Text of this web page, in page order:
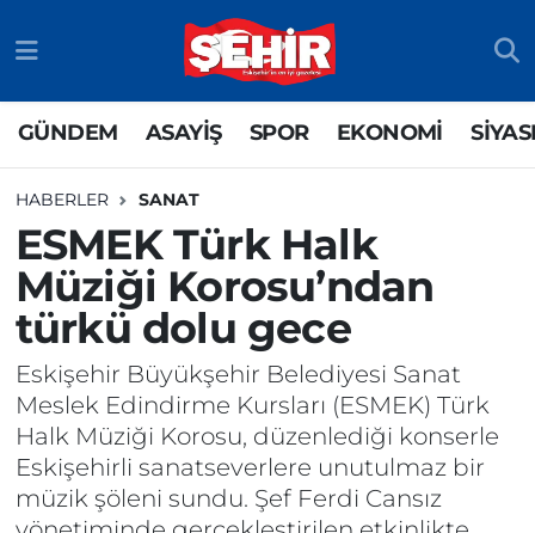
GÜNDEM ASAYİŞ SPOR EKONOMİ
HABERLER SANAT
ESMEK Türk Halk
Müziği Korosu’ndan
türkü dolu gece
Eskişehir Büyükşehir Belediyesi Sanat
Meslek Edindirme Kursları (ESMEK) Türk
Halk Müziği Korosu, düzenlediği konserle
Eskişehirli sanatseverlere unutulmaz bir
müzik şöleni sundu. Şef Ferdi Cansız
SPOR
EKONOMİ
SİYASET
RESMİ İLAN
SİYASET
SPOR
EKONOMİ
EĞİTİM
SAĞLIK
TEKNOLOJİ
Odunpazarı Nöbetçi Eczaneler
Odunpazarı Hava Durumu
Odunpazarı Trafik Yoğunluk Haritası
TFF 3.Lig 4.Grup Puan Durumu ve Fikstür
Tüm Manşetler
Son Dakika Haberleri
Haber Arşivi